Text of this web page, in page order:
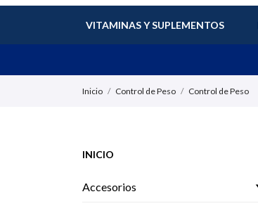
VITAMINAS Y SUPLEMENTOS
Inicio Control de Peso Control de Peso
INICIO
Accesorios